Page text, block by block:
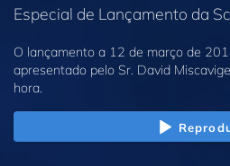
Especial de Lançamento da
O lançamento a 12 de março de
apresentado pelo Sr. David
hora.